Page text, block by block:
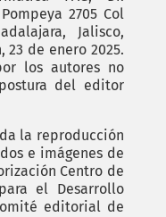
2705 Col
Jalisco,
de enero 2025.
los autores no
del editor
la reproducción
e imágenes de
Centro de
el Desarrollo
editorial de